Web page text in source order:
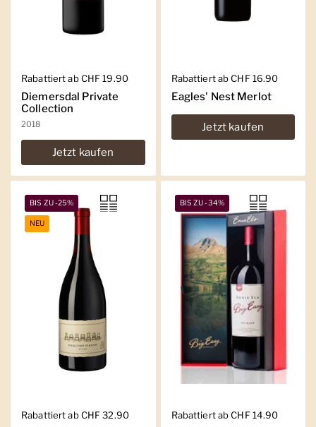
Regulärer Preis
Rabattiert ab CHF 19.90
Diemersdal Private
Collection
2018
Jetzt kaufen
Regulärer Preis
Rabattiert ab CHF 16.90
Eagles' Nest Merlot
Jetzt kaufen
Regulärer Preis
Rabattiert ab CHF 32.90
BIS ZU -25%
NEU
Regulärer Preis
Rabattiert ab CHF 14.90
BIS ZU -34%